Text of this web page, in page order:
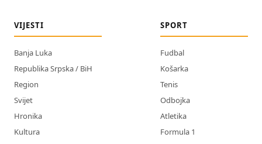
VIJESTI
Banja Luka
Republika Srpska / BiH
Region
Svijet
Hronika
Kultura
SPORT
Fudbal
Košarka
Tenis
Odbojka
Atletika
Formula 1